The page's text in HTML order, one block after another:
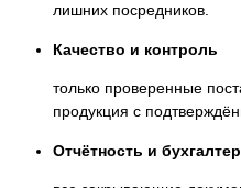
лишних посредников.
Качество и контроль
только проверенные
продукция с
Отчётность и